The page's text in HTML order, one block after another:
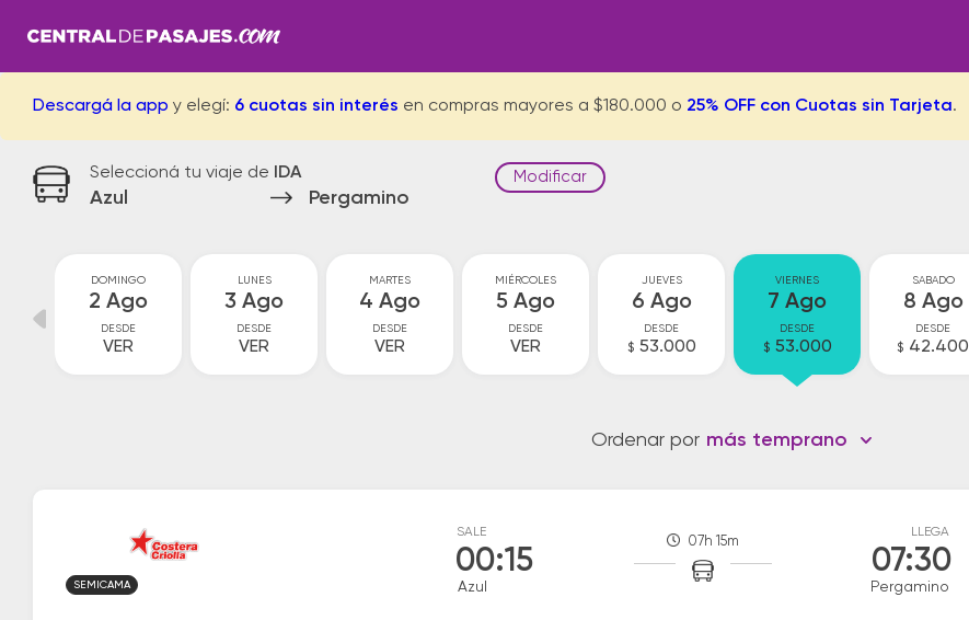
Descargá la app y elegí: 6 cuotas sin interés en compras mayores a $180.000 o 25% OFF con Cuotas sin Tarjeta.
Seleccioná tu viaje de IDA
Azul Pergamino
Modificar
DOMINGO
2 Ago
DESDE
VER
LUNES
3 Ago
DESDE
VER
MARTES
4 Ago
DESDE
VER
MIÉRCOLES
5 Ago
DESDE
VER
JUEVES
6 Ago
DESDE
$ 53.000
VIERNES
7 Ago
DESDE
$ 53.000
SABADO
8 Ago
DESDE
$ 42.400
Ordenar por más temprano
SALE
00:15
Azul
07h 15m
LLEGA
07:30
Pergamino
SEMICAMA